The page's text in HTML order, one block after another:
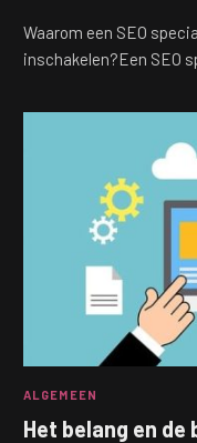
Waarom een SEO
inschakelen?Een SEO
ALGEMEEN
Het belang en